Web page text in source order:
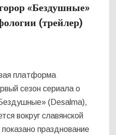
«Бездушные»
(трейлер)
платформа
сезон сериала о
(Desalma),
вокруг славянской
празднование